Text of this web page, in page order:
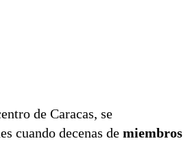
de Caracas, se
cuando decenas de miembros